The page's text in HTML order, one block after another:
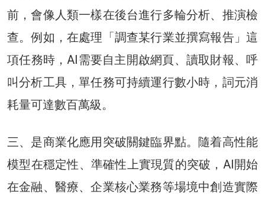
前，會像人類一樣在後台進行多輪分析、推演檢
查。例如，在處理「調查某行業並撰寫報告」這
項任務時，AI需要自主開啟網頁、讀取財報、呼
叫分析工具，單任務可持續運行數小時，詞元消
耗量可達​​數百萬級。
三、是商業化應用突破關鍵臨界點。隨着高性能
模型在穩定性、準確性上實現質的突破，AI開始
在金融、醫療、企業核心業務等場境中創造實際